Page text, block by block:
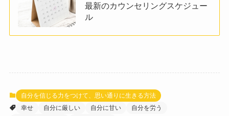
最新のカウンセリングスケジュー
ル
自分を信じる力をつけて、思い通りに生きる方法
幸せ
自分に厳しい 自分に甘い
自分を労う